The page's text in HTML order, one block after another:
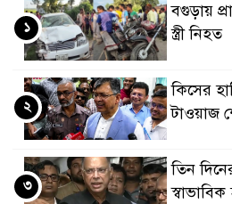
বগুড়ায়
স্ত্রী নিহত
১
কিসের
টাওয়াজ
২
তিন
স্বাভাবিক
৩